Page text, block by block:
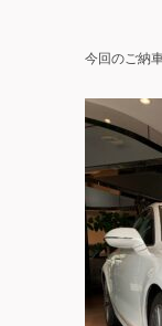
今回のご納